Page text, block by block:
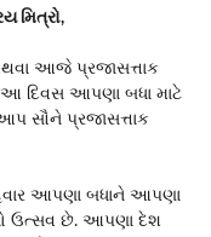
મિત્રો,
આજે પ્રજાસત્તાક
આ દિવસ આપણા બધા માટે
સૌને પ્રજાસત્તાક
આપણા બધાને આપણા
ઉત્સવ છે. આપણા દેશ